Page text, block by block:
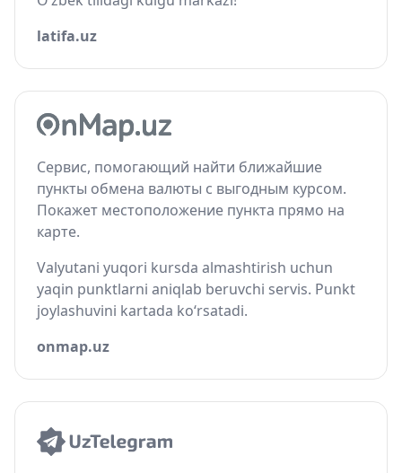
latifa.uz
Сервис, помогающий найти ближайшие
пункты обмена валюты с выгодным курсом.
Покажет местоположение пункта прямо на
карте.
Valyutani yuqori kursda almashtirish uchun
yaqin punktlarni aniqlab beruvchi servis. Punkt
joylashuvini kartada ko‘rsatadi.
onmap.uz